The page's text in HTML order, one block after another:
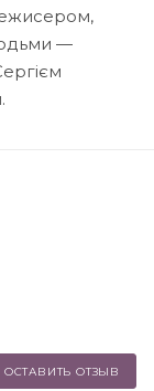
—
ОСТАВИТЬ ОТЗЫВ